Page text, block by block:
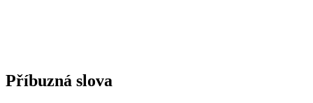
Příbuzná slova